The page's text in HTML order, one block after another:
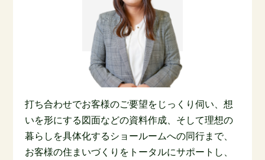
打ち合わせでお客様のご要望をじっくり伺い、想
いを形にする図面などの資料作成、そして理想の
暮らしを具体化するショールームへの同行まで、
お客様の住まいづくりをトータルにサポートし、